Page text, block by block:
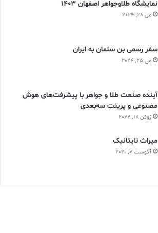
نمایشگاه طلاوجواهر اصفهان 1403
می 28, 2024
سفر رسمی بن سلمان به ایران
می 25, 2024
آینده صنعت طلا و جواهر با پیشرفت‌های هوش
مصنوعی و پرینت سه‌بعدی
ژوئن 18, 2024
ميراث تايتانيک
آگوست 7, 2021